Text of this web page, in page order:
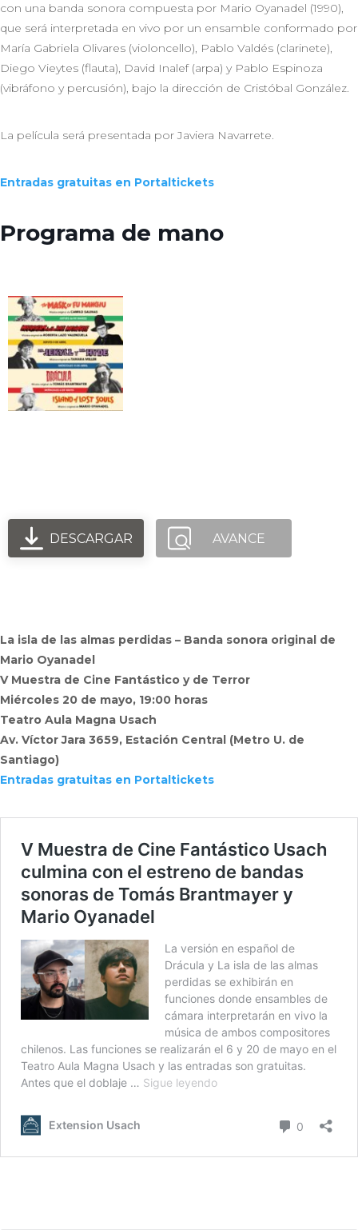
con una banda sonora compuesta por Mario Oyanadel (1990),
que será interpretada en vivo por un ensamble conformado por
María Gabriela Olivares (violoncello), Pablo Valdés (clarinete),
Diego Vieytes (flauta), David Inalef (arpa) y Pablo Espinoza
(vibráfono y percusión), bajo la dirección de Cristóbal González.
La película será presentada por Javiera Navarrete.
Entradas gratuitas en Portaltickets
Programa de mano
DESCARGAR AVANCE
La isla de las almas perdidas – Banda sonora original de
Mario Oyanadel
V Muestra de Cine Fantástico y de Terror
Miércoles 20 de mayo, 19:00 horas
Teatro Aula Magna Usach
Av. Víctor Jara 3659, Estación Central (Metro U. de
Santiago)
Entradas gratuitas en Portaltickets